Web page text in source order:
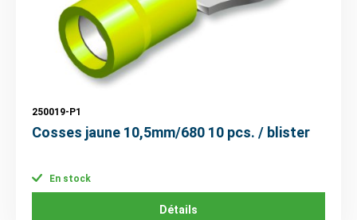
250019-P1
Cosses jaune 10,5mm/680 10 pcs. / blister
En stock
Détails